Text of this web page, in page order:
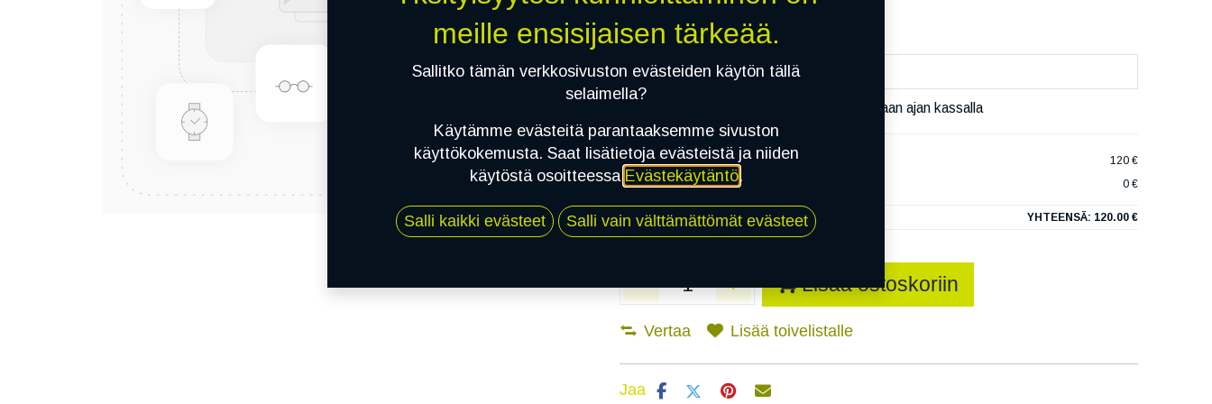
Asennuspalvelu
Mikäli valitset asennuksen, pääset varaamaan ajan kassalla
1X 195/55R16 87H BARUM BRAVURIS 6 EVC
120 €
EI ASENNUSTA
0 €
YHTEENSÄ: 120.00 €
Lisää ostoskoriin
Vertaa Lisää toivelistalle
Jaa
meille ensisijaisen tärkeää.
Sallitko tämän verkkosivuston evästeiden käytön tällä
selaimella?
Käytämme evästeitä parantaaksemme sivuston
käyttökokemusta. Saat lisätietoja evästeistä ja niiden
käytöstä osoitteessa Evästekäytäntö.
Salli kaikki evästeet Salli vain välttämättömät evästeet